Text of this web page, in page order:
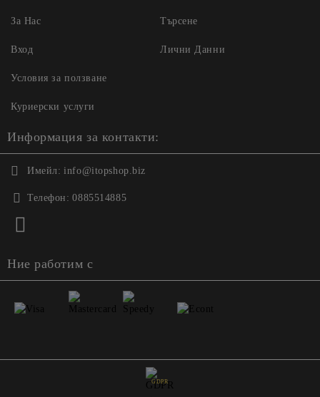
За Нас
Вход
Търсене
Лични Данни
Условия за ползване
Куриерски услуги
Информация за контакти:
Имейл: info@itopshop.biz
Телефон: 0885514885
Ние работим с
GDPR